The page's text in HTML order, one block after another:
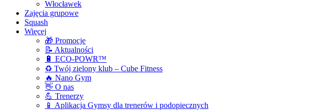
Włocławek
Zajęcia grupowe
Squash
Więcej
🎁 Promocje
📝 Aktualności
🔋 ECO-POWR™
♻️ Twój zielony klub – Cube Fitness
🔥 Nano Gym
👋 O nas
💪 Trenerzy
📱 Aplikacja Gymsy dla trenerów i podopiecznych